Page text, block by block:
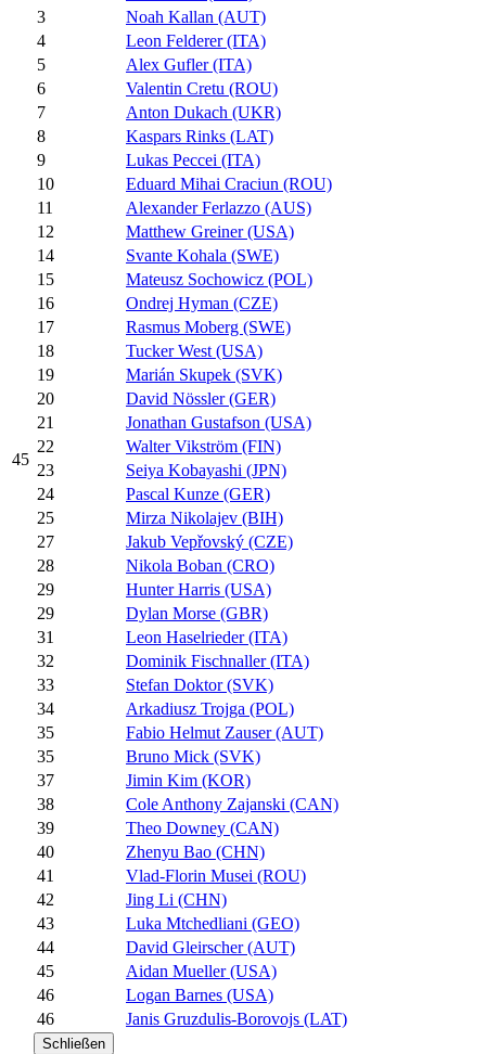
45
3
Noah Kallan (AUT)
4
Leon Felderer (ITA)
5
Alex Gufler (ITA)
6
Valentin Cretu (ROU)
7
Anton Dukach (UKR)
8
Kaspars Rinks (LAT)
9
Lukas Peccei (ITA)
10
Eduard Mihai Craciun (ROU)
11
Alexander Ferlazzo (AUS)
12
Matthew Greiner (USA)
14
Svante Kohala (SWE)
15
Mateusz Sochowicz (POL)
16
Ondrej Hyman (CZE)
17
Rasmus Moberg (SWE)
18
Tucker West (USA)
19
Marián Skupek (SVK)
20
David Nössler (GER)
21
Jonathan Gustafson (USA)
22
Walter Vikström (FIN)
23
Seiya Kobayashi (JPN)
24
Pascal Kunze (GER)
25
Mirza Nikolajev (BIH)
27
Jakub Vepřovský (CZE)
28
Nikola Boban (CRO)
29
Hunter Harris (USA)
29
Dylan Morse (GBR)
31
Leon Haselrieder (ITA)
32
Dominik Fischnaller (ITA)
33
Stefan Doktor (SVK)
34
Arkadiusz Trojga (POL)
35
Fabio Helmut Zauser (AUT)
35
Bruno Mick (SVK)
37
Jimin Kim (KOR)
38
Cole Anthony Zajanski (CAN)
39
Theo Downey (CAN)
40
Zhenyu Bao (CHN)
41
Vlad-Florin Musei (ROU)
42
Jing Li (CHN)
43
Luka Mtchedliani (GEO)
44
David Gleirscher (AUT)
45
Aidan Mueller (USA)
46
Logan Barnes (USA)
46
Janis Gruzdulis-Borovojs (LAT)
Schließen